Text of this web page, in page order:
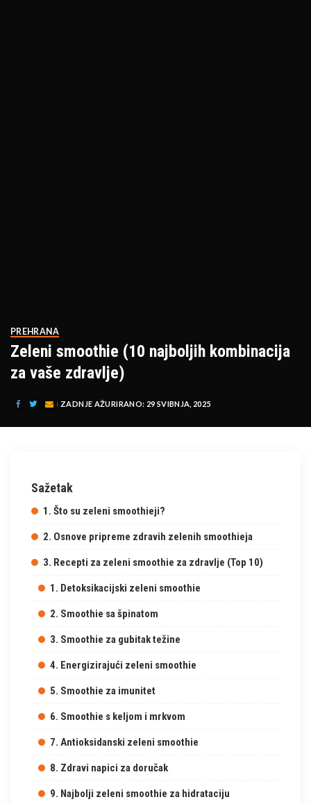
PREHRANA
Zeleni smoothie (10 najboljih kombinacija
za vaše zdravlje)
ZADNJE AŽURIRANO: 29 SVIBNJA, 2025
Sažetak
1. Što su zeleni smoothieji?
2. Osnove pripreme zdravih zelenih smoothieja
3. Recepti za zeleni smoothie za zdravlje (Top 10)
1. Detoksikacijski zeleni smoothie
2. Smoothie sa špinatom
3. Smoothie za gubitak težine
4. Energizirajući zeleni smoothie
5. Smoothie za imunitet
6. Smoothie s keljom i mrkvom
7. Antioksidanski zeleni smoothie
8. Zdravi napici za doručak
9. Najbolji zeleni smoothie za hidrataciju